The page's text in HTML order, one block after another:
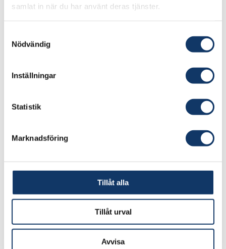
samlat in när du har använt deras tjänster.
Nödvändig
Inställningar
Statistik
Marknadsföring
Tillåt alla
Tillåt urval
Avvisa
Forskningspropositionen ska omfatta
också forskningsbaserad innovation
Kungl. Ingenjörsvetenskapsakademien (IVA) vill
att Sveriges investeringar i FoU successivt ökar
till minst 4 procent av BNP, enligt akademiens
forskningspropositionen inte ska begränsas till
enbart forskning, utan bör även omfatta högre
utbildning och forskningsbaserad innovation.